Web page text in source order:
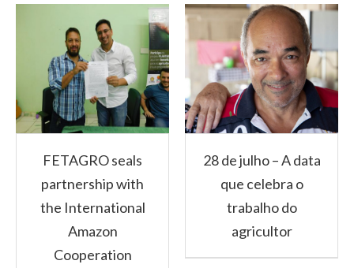
FETAGRO seals
partnership with
the International
Amazon
Cooperation
28 de julho – A data
que celebra o
trabalho do
agricultor